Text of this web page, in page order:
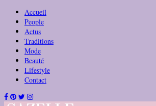
Accueil
People
Actus
Traditions
Mode
Beauté
Lifestyle
Contact